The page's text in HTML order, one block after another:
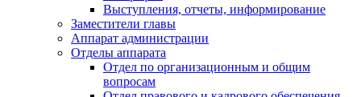
Выступления, отчеты, информирование
Заместители главы
Аппарат администрации
Отделы аппарата
Отдел по организационным и общим
вопросам